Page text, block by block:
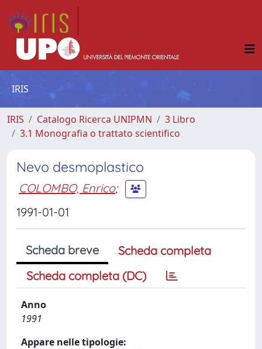
IRIS
IRIS Catalogo Ricerca UNIPMN
3 Libro
3.1 Monografia o trattato scientifico
Nevo desmoplastico
COLOMBO, Enrico;
1991-01-01
Scheda breve
Scheda completa
Scheda completa (DC)
Anno
1991
Appare nelle tipologie: